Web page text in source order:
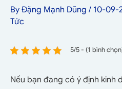
By Đặng Mạnh Dũng / 10-09-
Tức
5/5 - (1 bình
Nếu bạn đang có ý định kinh